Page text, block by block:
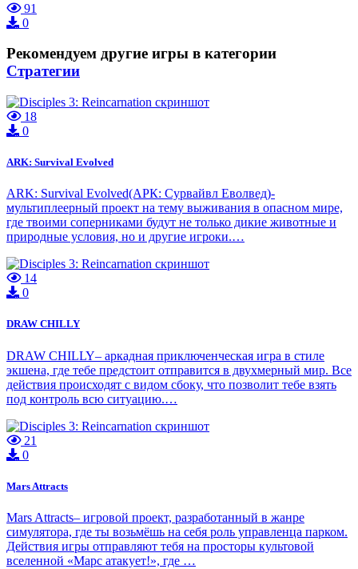
91
0
Рекомендуем другие игры в категории
Стратегии
18
0
ARK: Survival Evolved
ARK: Survival Evolved(АРК: Сурвайвл Еволвед)-
мультиплеерный проект на тему выживания в опасном мире,
где твоими соперниками будут не только дикие животные и
природные условия, но и другие игроки.…
14
0
DRAW CHILLY
DRAW CHILLY– аркадная приключенческая игра в стиле
экшена, где тебе предстоит отправится в двухмерный мир. Все
действия происходят с видом сбоку, что позволит тебе взять
под контроль всю ситуацию.…
21
0
Mars Attracts
Mars Attracts– игровой проект, разработанный в жанре
симулятора, где ты возьмёшь на себя роль управленца парком.
Действия игры отправляют тебя на просторы культовой
вселенной «Марс атакует!», где …